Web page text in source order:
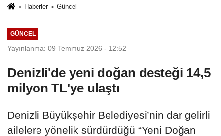
Haberler Güncel
GÜNCEL
Yayınlanma: 09 Temmuz 2026 - 12:52
Denizli'de yeni doğan desteği 14,5
milyon TL'ye ulaştı
Denizli Büyükşehir Belediyesi’nin dar gelirli
ailelere yönelik sürdürdüğü “Yeni Doğan